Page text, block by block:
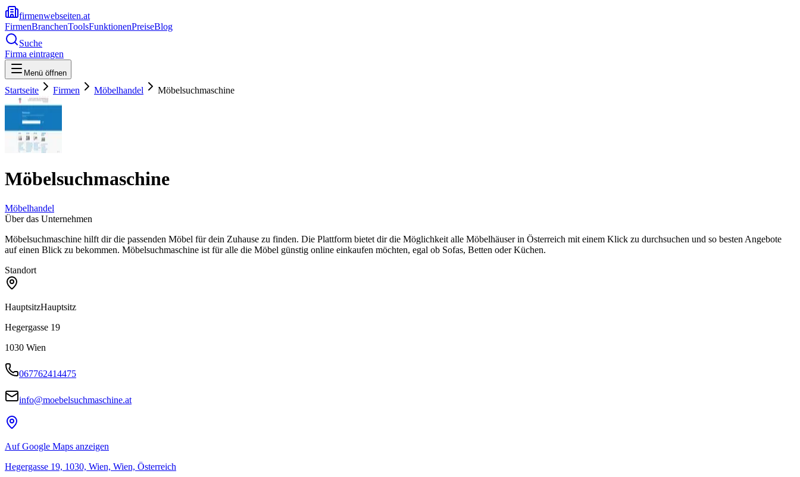
firmenwebseiten.at
FirmenBranchenToolsFunktionenPreiseBlog
Suche
Firma eintragen
Menü öffnen
Startseite Firmen Möbelhandel Möbelsuchmaschine
Möbelsuchmaschine
Möbelhandel
Über das Unternehmen
Möbelsuchmaschine hilft dir die passenden Möbel für dein Zuhause zu finden. Die Plattform bietet dir die Möglichkeit alle Möbelhäuser in Österreich mit einem Klick zu durchsuchen und so besten Angebote
auf einen Blick zu bekommen. Möbelsuchmaschine ist für alle die Möbel günstig online einkaufen möchten, egal ob Sofas, Betten oder Küchen.
Standort
HauptsitzHauptsitz
Hegergasse 19
1030 Wien
067762414475
info@moebelsuchmaschine.at
Auf Google Maps anzeigen
Hegergasse 19, 1030, Wien, Wien, Österreich